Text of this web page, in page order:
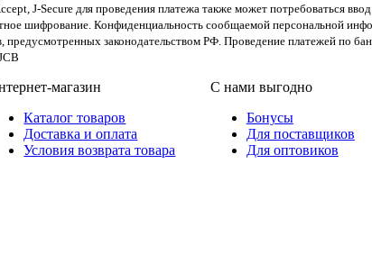
J-Secure для проведения платежа также может потребоваться ввод
шифрование. Конфиденциальность сообщаемой персональной
предусмотренных законодательством РФ. Проведение платежей по
магазин
Каталог товаров
Доставка и оплата
Условия возврата товара
С нами выгодно
Бонусы
Для поставщиков
Для оптовиков